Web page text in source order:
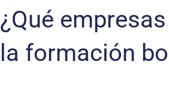
¿Qué
la formación